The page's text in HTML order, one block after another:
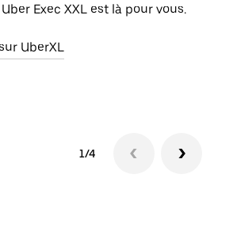
Exec XXL est là pour vous.
UberXL
1/4